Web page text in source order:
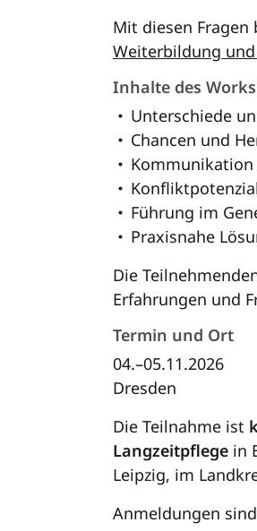
Mit diesen
Weiterbildung
Inhalte des
Unterschiede
Chancen und
Führung im
Praxisnahe
Die
Erfahrungen und
Termin und Ort
04.–05.11.2026
Dresden
Die Teilnahme ist
Langzeitpflege in
Leipzig, im
Anmeldungen